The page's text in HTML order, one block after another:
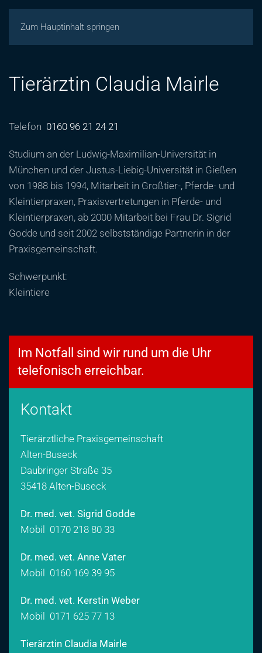
Zum Hauptinhalt springen
Tierärztin Claudia Mairle
Telefon 0160 96 21 24 21
Studium an der Ludwig-Maximilian-Universität in
München und der Justus-Liebig-Universität in Gießen
von 1988 bis 1994, Mitarbeit in Großtier-, Pferde- und
Kleintierpraxen, Praxisvertretungen in Pferde- und
Kleintierpraxen, ab 2000 Mitarbeit bei Frau Dr. Sigrid
Godde und seit 2002 selbstständige Partnerin in der
Praxisgemeinschaft.
Schwerpunkt:
Kleintiere
Im Notfall sind wir rund um die Uhr
telefonisch erreichbar.
Kontakt
Tierärztliche Praxisgemeinschaft
Alten-Buseck
Daubringer Straße 35
35418 Alten-Buseck
Dr. med. vet. Sigrid Godde
Mobil 0170 218 80 33
Dr. med. vet. Anne Vater
Mobil 0160 169 39 95
Dr. med. vet. Kerstin Weber
Mobil 0171 625 77 13
Tierärztin Claudia Mairle